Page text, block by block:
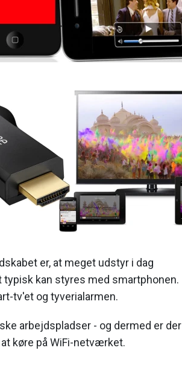
er, at meget udstyr i dag
typisk kan styres med smartphonen.
tv'et og tyverialarmen.
arbejdspladser - og dermed er der
køre på WiFi-netværket.